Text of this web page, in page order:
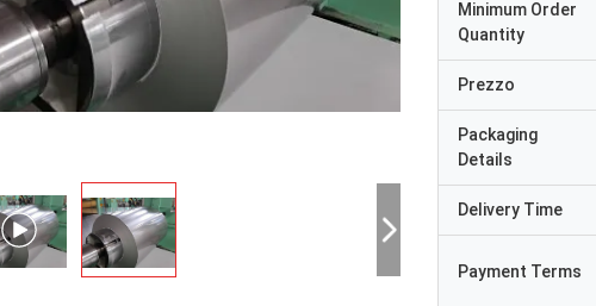
Minimum Order
Quantity
Prezzo
Packaging
Details
Delivery Time
Payment Terms